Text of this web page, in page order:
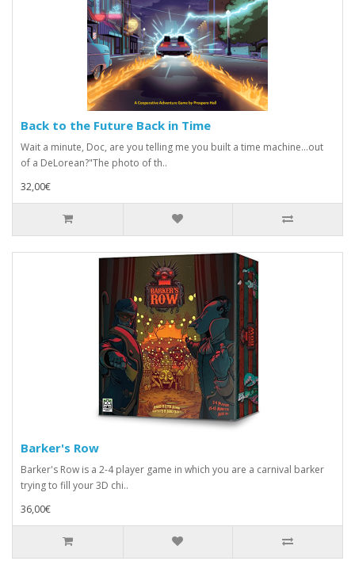
Back to the Future Back in Time
Wait a minute, Doc, are you telling me you built a time machine...out
of a DeLorean?"The photo of th..
32,00€
Barker's Row
Barker's Row is a 2-4 player game in which you are a carnival barker
trying to fill your 3D chi..
36,00€